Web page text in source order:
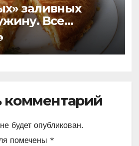
заливных
Все
и в духовку
чтобы не
Делюсь
комментарий
будет опубликован.
помечены *